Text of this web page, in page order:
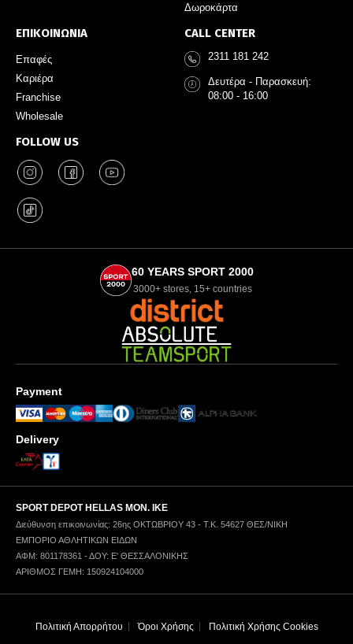
Δωροκάρτα
ΕΠΙΚΟΙΝΩΝΙΑ
Επαφές
Καριέρα
Franchise
Wholesale
FOLLOW US
CALL CENTER
2311 181 242
Δευτέρα - Παρασκευή:
08:00 - 16:00
60 YEARS SPORT 2000
3000+ stores, 15+ countries
Payment
Delivery
SPORT DEPOT HELLAS ΜΟΝ. ΙΚΕ
Διεύθυνση επικοινωνίας: 26ης ΟΚΤΩΒΡΙΟΥ 43 - Τ.Κ. 54627 ΘΕΣ/ΝΙΚΗ
ΕΜΠΟΡΙΟ ΑΘΛΗΤΙΚΩΝ ΕΙΔΩΝ
ΑΦΜ: 801178361 - ΔΟΥ: Ε' ΘΕΣΣΑΛΟΝΙΚΗΣ
ΑΡΙΘΜΟΣ ΓΕΜΗ: 150924104000
Πολιτική Απορρήτου Όροι Χρήσης Πολιτική Χρήσης Cookies